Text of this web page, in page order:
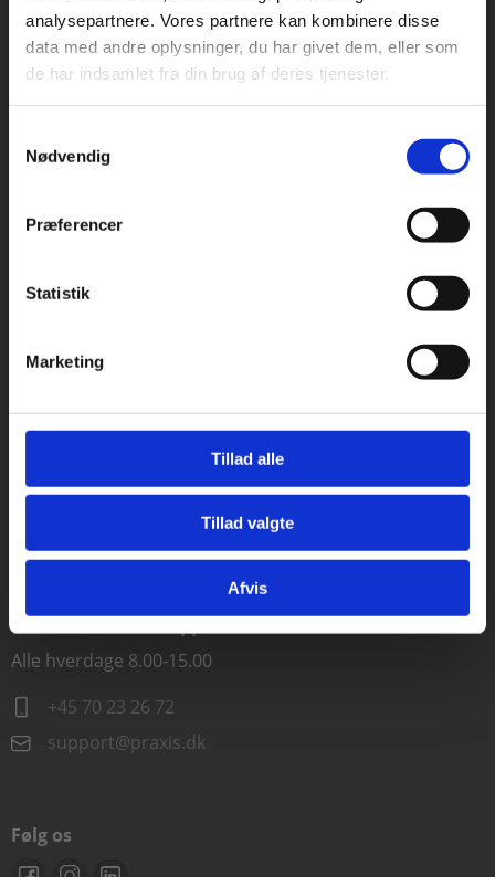
analysepartnere. Vores partnere kan kombinere disse
data med andre oplysninger, du har givet dem, eller som
de har indsamlet fra din brug af deres tjenester.
Nødvendig
Præferencer
Statistik
Marketing
Tillad alle
Tillad valgte
Afvis
Praxis Forlag A/S
CVR 41280921
Vognmagergade 7, 5. sal
Odense
6230 Rødekro
Kontakt kundeservice
info@praxis.dk
Kontakt teknisk support
Alle hverdage 8.00-15.00
+45 70 23 26 72
support@praxis.dk
Følg os
studerende. Du får
vist priser inkl.
virksomheder. Du
får vist priser ekskl.
Gå til praxisOnline